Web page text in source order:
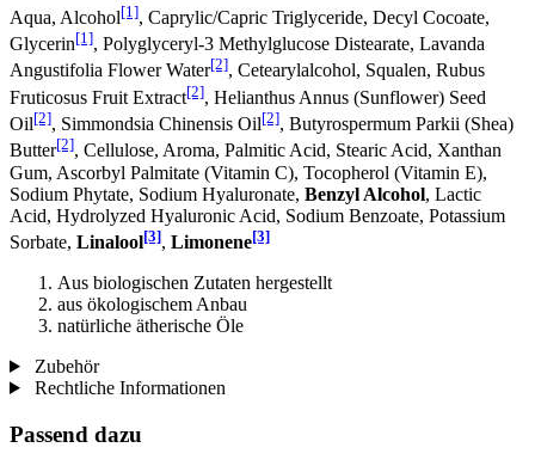
Aqua, Alcohol[1], Caprylic/Capric Triglyceride, Decyl Cocoate,
Glycerin[1], Polyglyceryl-3 Methylglucose Distearate, Lavanda
Angustifolia Flower Water[2], Cetearylalcohol, Squalen, Rubus
Fruticosus Fruit Extract[2], Helianthus Annus (Sunflower) Seed
Oil[2], Simmondsia Chinensis Oil[2], Butyrospermum Parkii (Shea)
Butter[2], Cellulose, Aroma, Palmitic Acid, Stearic Acid, Xanthan
Gum, Ascorbyl Palmitate (Vitamin C), Tocopherol (Vitamin E),
Sodium Phytate, Sodium Hyaluronate, Benzyl Alcohol, Lactic
Acid, Hydrolyzed Hyaluronic Acid, Sodium Benzoate, Potassium
Sorbate, Linalool[3], Limonene[3]
Aus biologischen Zutaten hergestellt
aus ökologischem Anbau
natürliche ätherische Öle
Zubehör
Rechtliche Informationen
Passend dazu